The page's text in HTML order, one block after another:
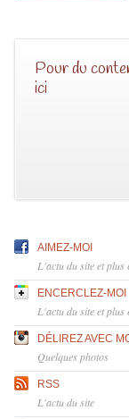
Pour du
ici
AIMEZ-MOI
L'actu du site et plus
ENCERCLEZ-MOI
L'actu du site et plus
DÉLIREZ AVEC
Quelques photos
RSS
L'actu du site